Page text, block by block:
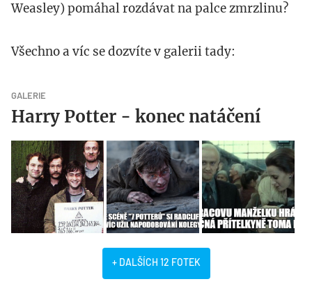
Weasley) pomáhal rozdávat na palce zmrzlinu?
Všechno a víc se dozvíte v galerii tady:
GALERIE
Harry Potter - konec natáčení
+ DALŠÍCH 12 FOTEK